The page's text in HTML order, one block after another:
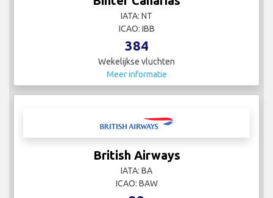
IATA: NT
ICAO: IBB
384
Wekelijkse vluchten
Meer informatie
British Airways
IATA: BA
ICAO: BAW